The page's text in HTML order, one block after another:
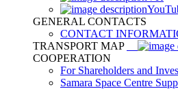
GENERAL CONTACTS
CONTACT
TRANSPORT MAP
COOPERATION
For Shareholders and
Samara Space Centre